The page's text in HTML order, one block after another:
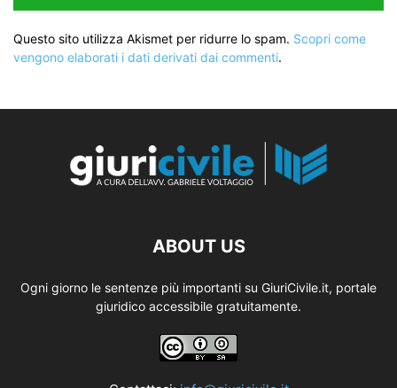
Questo sito utilizza Akismet per ridurre lo spam. Scopri come
vengono elaborati i dati derivati dai commenti.
ABOUT US
Ogni giorno le sentenze più importanti su GiuriCivile.it, portale
giuridico accessibile gratuitamente.